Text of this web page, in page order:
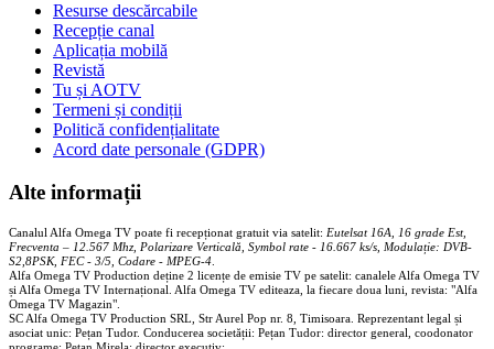
Resurse descărcabile
Recepție canal
Aplicația mobilă
Revistă
Tu și AOTV
Termeni și condiții
Politică confidențialitate
Acord date personale (GDPR)
Alte informații
Canalul Alfa Omega TV poate fi recepționat gratuit via satelit: Eutelsat 16A, 16 grade Est,
Frecventa – 12.567 Mhz, Polarizare Verticală, Symbol rate - 16.667 ks/s, Modulație: DVB-
S2,8PSK, FEC - 3/5, Codare - MPEG-4
Alfa Omega TV Production deține 2 licențe de emisie TV pe satelit: canalele Alfa Omega TV
și Alfa Omega TV Internațional. Alfa Omega TV editeaza, la fiecare doua luni, revista: "Alfa
Omega TV Magazin".
SC Alfa Omega TV Production SRL, Str Aurel Pop nr. 8, Timisoara. Reprezentant legal și
asociat unic: Pețan Tudor. Conducerea societății: Pețan Tudor: director general, coodonator